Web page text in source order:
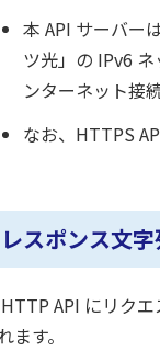
本 API サーバー
ツ光」の IPv6
ンターネット接
なお、HTTPS
レスポンス文
API にリク
ます。